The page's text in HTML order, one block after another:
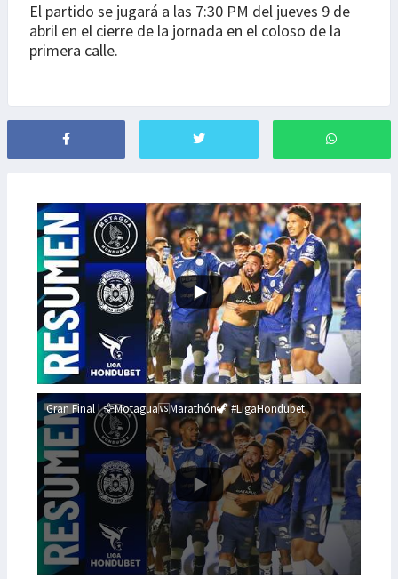
El partido se jugará a las 7:30 PM del jueves 9 de
abril en el cierre de la jornada en el coloso de la
primera calle.
Gran Final | 🦅Motagua🆚Marathón🦖 #LigaHondubet